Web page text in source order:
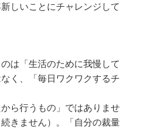
しいことにチャレンジして
は「生活のために我慢して
く、「毎日ワクワクするチ
ら行うもの」ではありませ
きません）。「自分の裁量